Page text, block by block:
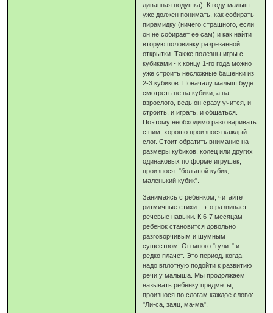
диванная подушка). К году малыш
уже должен понимать, как собирать
пирамидку (ничего страшного, если
он не собирает ее сам) и как найти
вторую половинку разрезанной
открытки. Также полезны игры с
кубиками - к концу 1-го года можно
уже строить несложные башенки из
2-3 кубиков. Поначалу малыш будет
смотреть не на кубики, а на
взрослого, ведь он сразу учится, и
строить, и играть, и общаться.
Поэтому необходимо разговаривать
с ним, хорошо произнося каждый
слог. Стоит обратить внимание на
размеры кубиков, колец или других
одинаковых по форме игрушек,
произнося: "большой кубик,
маленький кубик".
Занимаясь с ребенком, читайте
ритмичные стихи - это развивает
речевые навыки. К 6-7 месяцам
ребенок становится довольно
разговорчивым и шумным
существом. Он много "гулит" и
редко плачет. Это период, когда
надо вплотную подойти к развитию
речи у малыша. Мы продолжаем
называть ребенку предметы,
произнося по слогам каждое слово:
"Ли-са, заяц, ма-ма".